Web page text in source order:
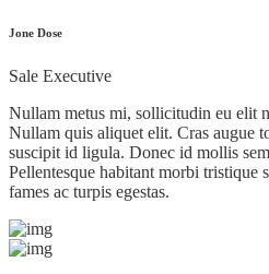
Jone Dose
Sale Executive
Nullam metus mi, sollicitudin eu elit
Nullam quis aliquet elit. Cras augue
suscipit id ligula. Donec id mollis
Pellentesque habitant morbi tristique
fames ac turpis egestas.